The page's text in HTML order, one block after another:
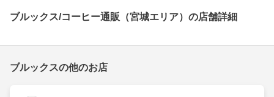
ブルックス/コーヒー通販（宮城エリア）の店舗詳細
ブルックスの他のお店